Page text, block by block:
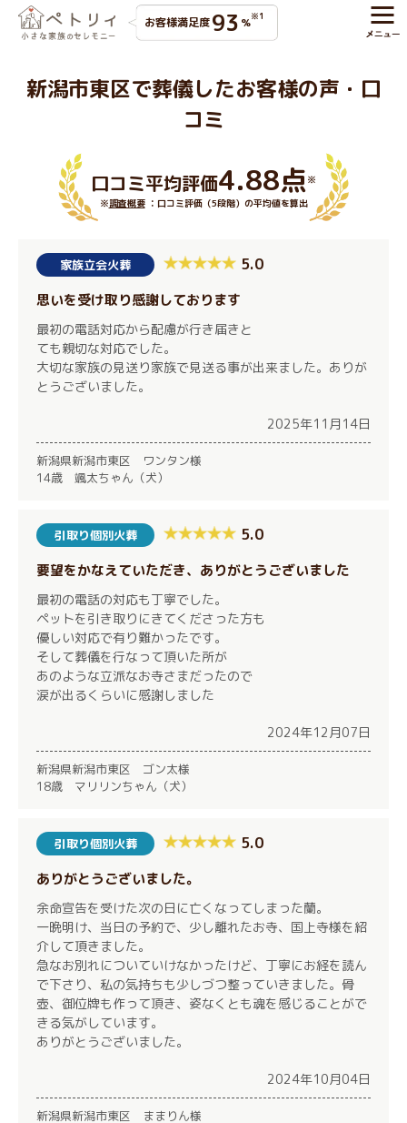
お客様満足度93 %※1
新潟市東区で葬儀したお客様の声・口
コミ
口コミ平均評価4.88点※
※調査概要：口コミ評価（5段階）の平均値を算出
家族立会火葬 5.0
思いを受け取り感謝しております
最初の電話対応から配慮が行き届きと
ても親切な対応でした。
大切な家族の見送り家族で見送る事が出来ました。ありが
とうございました。
2025年11月14日
新潟県新潟市東区 ワンタン様
14歳 颯太ちゃん（犬）
引取り個別火葬 5.0
要望をかなえていただき、ありがとうございました
最初の電話の対応も丁寧でした。
ペットを引き取りにきてくださった方も
優しい対応で有り難かったです。
そして葬儀を行なって頂いた所が
あのような立派なお寺さまだったので
涙が出るくらいに感謝しました
2024年12月07日
新潟県新潟市東区 ゴン太様
18歳 マリリンちゃん（犬）
引取り個別火葬 5.0
ありがとうございました。
余命宣告を受けた次の日に亡くなってしまった蘭。
一晩明け、当日の予約で、少し離れたお寺、国上寺様を紹
介して頂きました。
急なお別れについていけなかったけど、丁寧にお経を読ん
で下さり、私の気持ちも少しづつ整っていきました。骨
壺、御位牌も作って頂き、姿なくとも魂を感じることがで
きる気がしています。
ありがとうございました。
2024年10月04日
新潟県新潟市東区 ままりん様